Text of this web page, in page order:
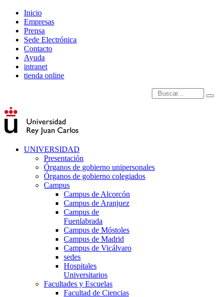
Inicio
Empresas
Prensa
Sede Electrónica
Contacto
Ayuda
intranet
tienda online
Introduce términos de
UNIVERSIDAD
Presentación
Órganos de gobierno unipersonales
Órganos de gobierno colegiados
Campus
Campus de Alcorcón
Campus de Aranjuez
Campus de
Fuenlabrada
Campus de Móstoles
Campus de Madrid
Campus de Vicálvaro
sedes
Hospitales
Universitarios
Facultades y Escuelas
Facultad de Ciencias